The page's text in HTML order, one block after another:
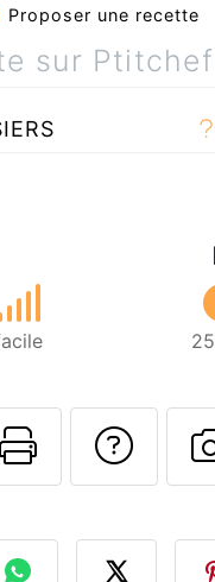
Proposer une recette
cette